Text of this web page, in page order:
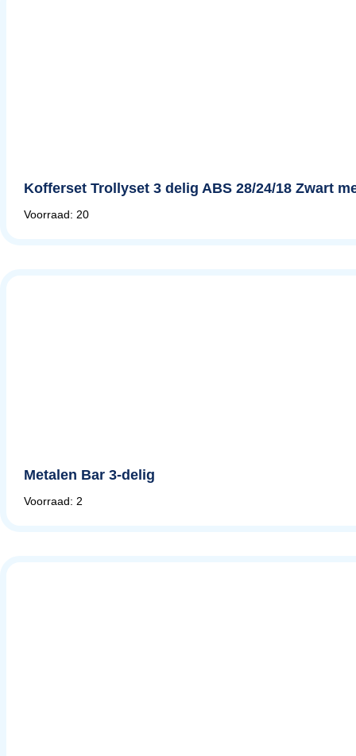
Kofferset Trollyset 3 delig ABS 28/24/18 Zwart
Voorraad: 20
Metalen Bar 3-delig
Voorraad: 2